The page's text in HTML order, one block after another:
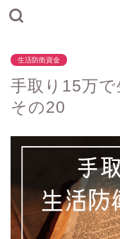
生活防衛資金
手取り15万
その20